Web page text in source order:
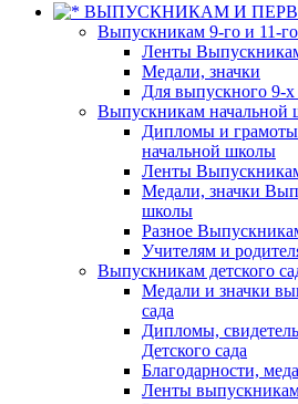
ВЫПУСКНИКАМ И
Выпускникам 9-го и 11-го
Ленты
Медали, значки
Для выпускного 9-х
Выпускникам начальной
Дипломы и
начальной школы
Ленты
Медали, значки
школы
Разное
Учителям и
Выпускникам детского
Медали и значки
сада
Дипломы,
Детского сада
Благодарности,
Ленты выпускникам